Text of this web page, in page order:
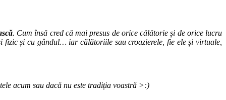
. Cum însă cred că mai presus de orice călătorie și de orice lucru
fizic și cu gândul… iar călătoriile sau croazierele, fie ele și virtuale,
acum sau dacă nu este tradiția voastră >:)